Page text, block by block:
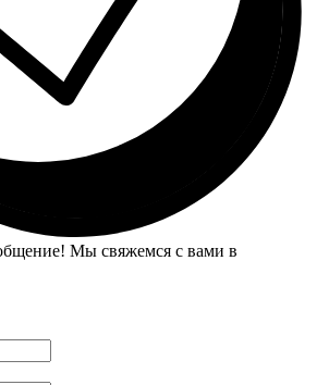
Мы свяжемся с вами в